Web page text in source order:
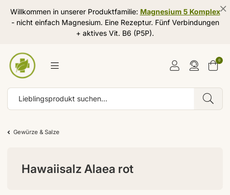
Willkommen in unserer Produktfamilie: Magnesium 5 Komplex
- nicht einfach Magnesium. Eine Rezeptur. Fünf Verbindungen
+ aktives Vit. B6 (P5P).
0
Gewürze & Salze
Hawaiisalz Alaea rot